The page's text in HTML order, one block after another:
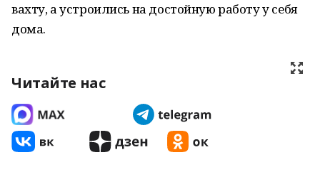
вахту, а устроились на достойную работу у себя
дома.
Читайте нас